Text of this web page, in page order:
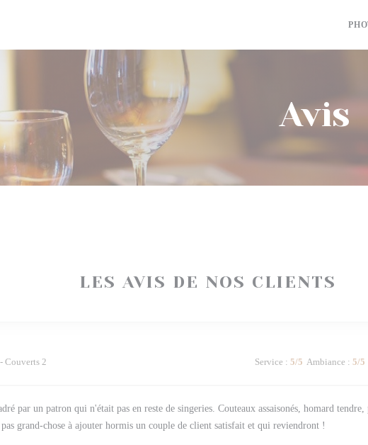
Avis
LES AVIS DE NOS CLIENTS
Couverts 2 Service : 5/5 Ambiance : 5/5
par un patron qui n'était pas en reste de singeries. Couteaux assaisonés, homard
grand-chose à ajouter hormis un couple de client satisfait et qui reviendront !